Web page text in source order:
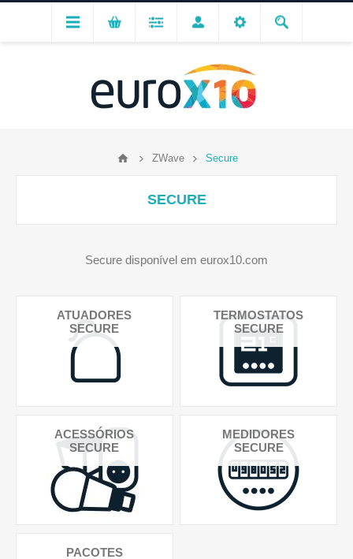
ZWave Secure
SECURE
Secure disponível em eurox10.com
ATUADORES
SECURE
TERMOSTATOS
SECURE
ACESSÓRIOS
SECURE
MEDIDORES
SECURE
PACOTES